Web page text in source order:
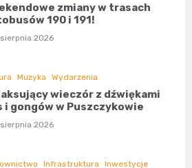
zmiany w trasach
190 i 191!
2026
Muzyka Wydarzenia
wieczór z dźwiękami
i gongów w Puszczykowie
2026
Infrastruktura Inwestycje